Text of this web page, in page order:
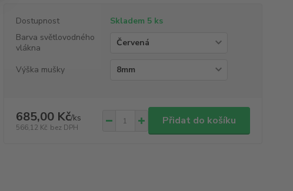
Dostupnost
Skladem 5 ks
Barva světlovodného
vlákna
Výška mušky
685,00 Kč/ks
566,12 Kč bez DPH
Přidat do košíku